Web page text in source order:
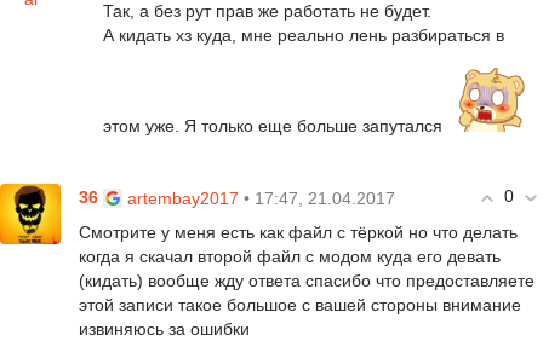
Так, а без рут прав же работать не будет.
А кидать хз куда, мне реально лень разбираться в
этом уже. Я только еще больше запутался
0
36 artembay2017 • 17:47, 21.04.2017
Смотрите у меня есть как файл с тёркой но что делать
когда я скачал второй файл с модом куда его девать
(кидать) вообще жду ответа спасибо что предоставляете
этой записи такое большое с вашей стороны внимание
извиняюсь за ошибки